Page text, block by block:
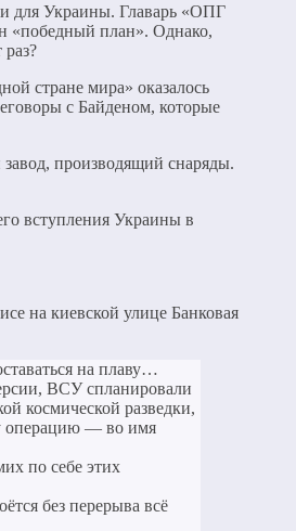
для Украины. Главарь «ОПГ
«победный план». Однако,
стране мира» оказалось
с Байденом, которые
производящий снаряды.
вступления Украины в
на киевской улице Банковая
на плаву…
ВСУ спланировали
космической разведки,
операцию — во имя
по себе этих
без перерыва всё